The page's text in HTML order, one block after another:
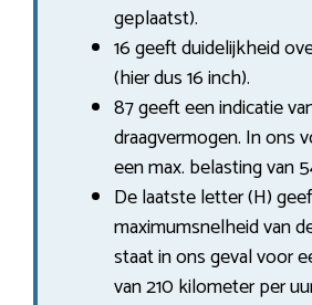
geplaatst).
16 geeft duidelijkheid
(hier dus 16 inch).
87 geeft een indicatie
draagvermogen. In ons
een max. belasting van
De laatste letter (H)
maximumsnelheid van
staat in ons geval voor
van 210 kilometer per